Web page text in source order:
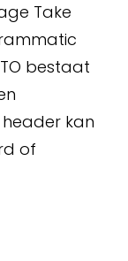
Take
bestaat
header kan
of